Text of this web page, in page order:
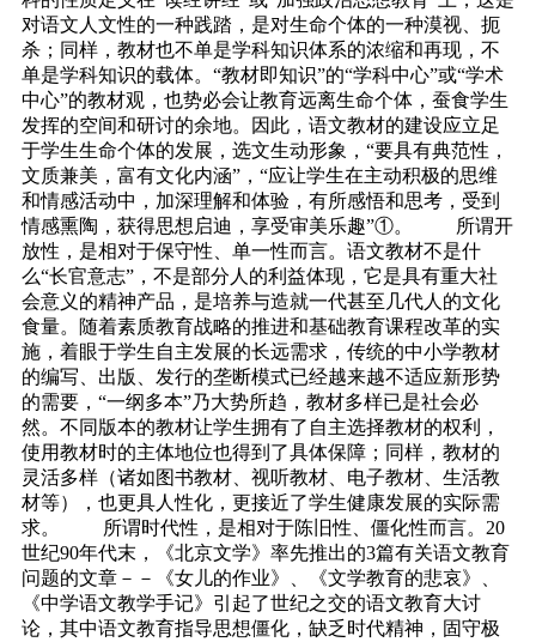
对语文人文性的一种践踏，是对生命个体的一种漠视、扼
杀；同样，教材也不单是学科知识体系的浓缩和再现，不
单是学科知识的载体。“教材即知识”的“学科中心”或“学术
中心”的教材观，也势必会让教育远离生命个体，蚕食学生
发挥的空间和研讨的余地。因此，语文教材的建设应立足
于学生生命个体的发展，选文生动形象，“要具有典范性，
文质兼美，富有文化内涵”，“应让学生在主动积极的思维
和情感活动中，加深理解和体验，有所感悟和思考，受到
情感熏陶，获得思想启迪，享受审美乐趣”①。 所谓开
放性，是相对于保守性、单一性而言。语文教材不是什
么“长官意志”，不是部分人的利益体现，它是具有重大社
会意义的精神产品，是培养与造就一代甚至几代人的文化
食量。随着素质教育战略的推进和基础教育课程改革的实
施，着眼于学生自主发展的长远需求，传统的中小学教材
的编写、出版、发行的垄断模式已经越来越不适应新形势
的需要，“一纲多本”乃大势所趋，教材多样已是社会必
然。不同版本的教材让学生拥有了自主选择教材的权利，
使用教材时的主体地位也得到了具体保障；同样，教材的
灵活多样（诸如图书教材、视听教材、电子教材、生活教
材等），也更具人性化，更接近了学生健康发展的实际需
求。 所谓时代性，是相对于陈旧性、僵化性而言。20
世纪90年代末，《北京文学》率先推出的3篇有关语文教育
问题的文章－－《女儿的作业》、《文学教育的悲哀》、
《中学语文教学手记》引起了世纪之交的语文教育大讨
论，其中语文教育指导思想僵化，缺乏时代精神，固守极